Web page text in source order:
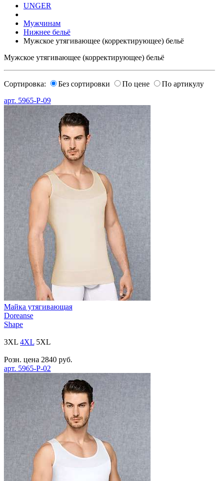
UNGER
Мужчинам
Нижнее бельё
Мужское утягивающее (корректирующее) бельё
Мужское утягивающее (корректирующее) бельё
Сортировка: Без сортировки По цене
По артикулу
арт. 5965-P-09
Майка утягивающая
Doreanse
Shape
3XL 4XL 5XL
Розн. цена 2840 руб.
арт. 5965-P-02